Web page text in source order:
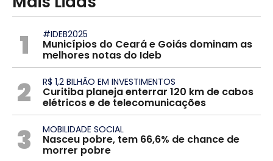
1 #IDEB2025
Municípios do Ceará e Goiás dominam as
melhores notas do Ideb
2 R$ 1,2 BILHÃO EM INVESTIMENTOS
Curitiba planeja enterrar 120 km de cabos
elétricos e de telecomunicações
3 MOBILIDADE SOCIAL
Nasceu pobre, tem 66,6% de chance de
morrer pobre